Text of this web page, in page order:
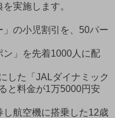
実施します。
の小児割引を、50パー
ン」を先着1000人に配
した「JALダイナミック
と料金が1万5000円安
航空機に搭乗した12歳